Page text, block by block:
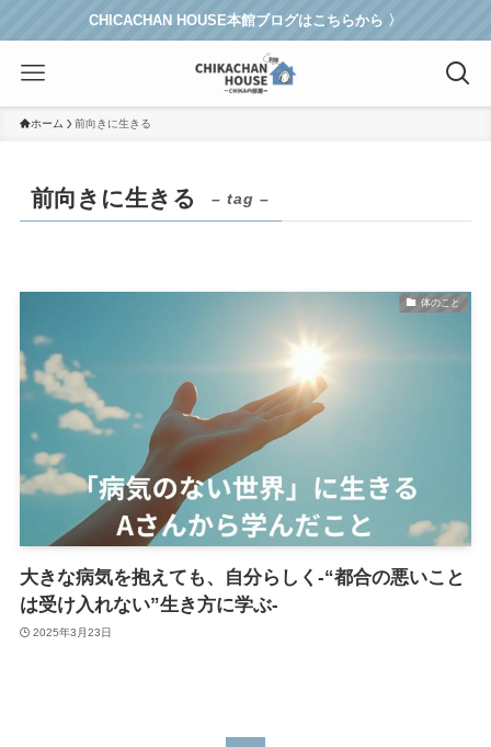
CHICACHAN HOUSE本館ブログはこちらから 〉
ホーム 前向きに生きる
前向きに生きる – tag –
体のこと
大きな病気を抱えても、自分らしく-“都合の悪いこと
は受け入れない”生き方に学ぶ-
2025年3月23日